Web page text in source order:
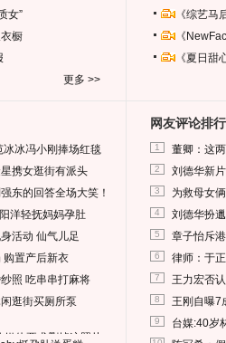
女”
橱
更多 >>
《综艺
《
《夏日
冰冰冯小刚捧场红毯
携女逛街有派头
东的回答全场大笑！
洋轻抚妈妈孕肚
活动 仙气儿足
购置产后新衣
照 吃串串打麻将
逛街买厕所泵
体要求删掉这照片
网友评论排行
1 董卿：这
2 刘德华新
3 为救母女
4 刘德华扮
5 章子怡斥
6 律师：于
7 王力宏否
8 王刚自曝7
9 台媒:40岁